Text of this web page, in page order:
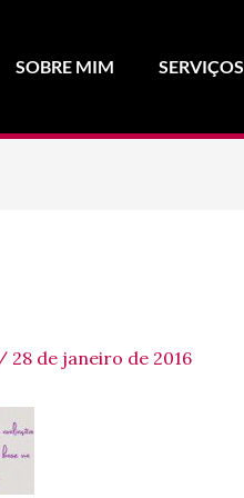
SOBRE MIM SERVIÇOS
/ 28 de janeiro de 2016